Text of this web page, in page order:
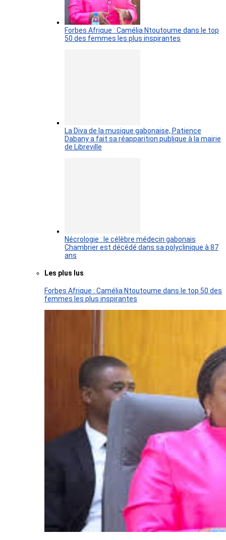
Forbes Afrique : Camélia Ntoutoume dans le top
50 des femmes les plus inspirantes
La Diva de la musique gabonaise, Patience
Dabany a fait sa réapparition publique à la mairie
de Libreville
Nécrologie : le célèbre médecin gabonais
Chambrier est décédé dans sa polyclinique à 87
ans
Les plus lus
Forbes Afrique : Camélia Ntoutoume dans le top 50 des
femmes les plus inspirantes